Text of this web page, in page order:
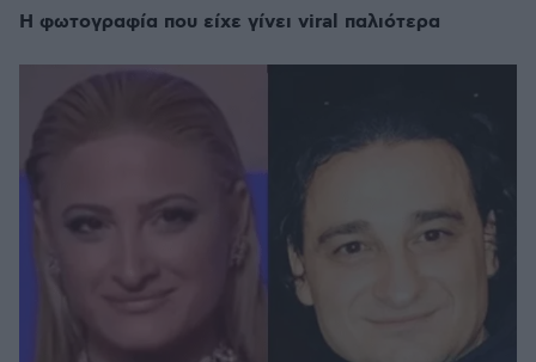
Η φωτογραφία που είχε γίνει viral παλιότερα